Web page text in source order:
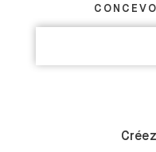
design.